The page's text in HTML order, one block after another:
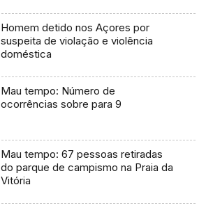
Homem detido nos Açores por
suspeita de violação e violência
doméstica
Mau tempo: Número de
ocorrências sobre para 9
Mau tempo: 67 pessoas retiradas
do parque de campismo na Praia da
Vitória